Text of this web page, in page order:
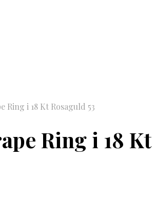
Ring i 18 Kt Rosaguld 53
Ring i 18